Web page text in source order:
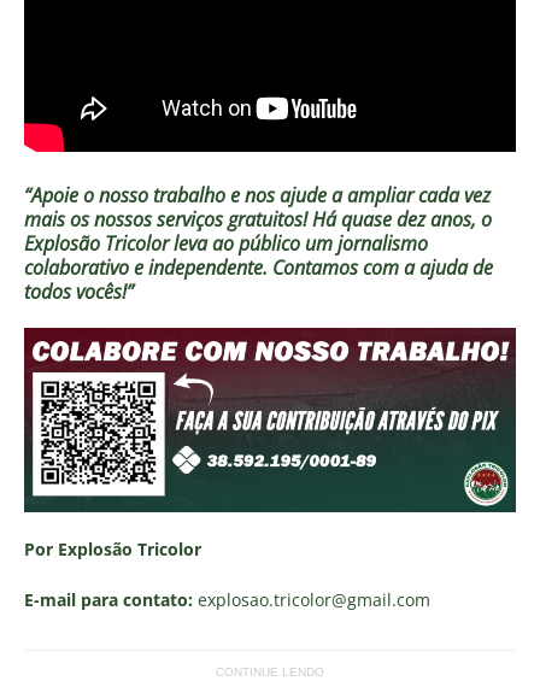
“Apoie o nosso trabalho e nos ajude a ampliar cada vez
mais os nossos serviços gratuitos!Há quase dez anos, o
Explosão Tricolor leva ao público um jornalismo
colaborativo e independente. Contamos com a ajuda de
todos vocês!”
Por Explosão Tricolor
E-mail para contato: explosao.tricolor@gmail.com
CONTINUE LENDO